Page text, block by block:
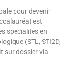
pour devenir
est
spécialités en
(STL, STI2D,
sur dossier via